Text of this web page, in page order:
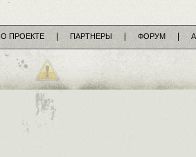
О ПРОЕКТЕ ПАРТНЕРЫ ФОРУМ